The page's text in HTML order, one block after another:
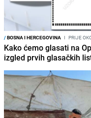
/BOSNA I HERCEGOVINA I PRIJE
Kako ćemo glasati na
izgled prvih glasačkih